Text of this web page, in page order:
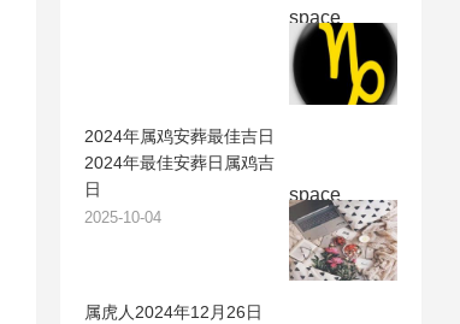
space
space
2024年属鸡安葬最佳吉日
2024年最佳安葬日属鸡吉
日
2025-10-04
属虎人2024年12月26日